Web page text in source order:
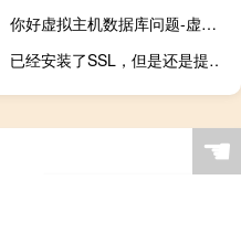
你好虚拟主机数据库问题-虚拟主机/数据库问题
已经安装了SSL，但是还是提示错误
☚